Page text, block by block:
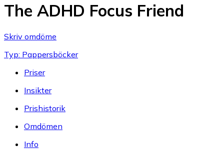
The ADHD Focus Friend
Skriv omdöme
Typ: Pappersböcker
Priser
Insikter
Prishistorik
Omdömen
Info